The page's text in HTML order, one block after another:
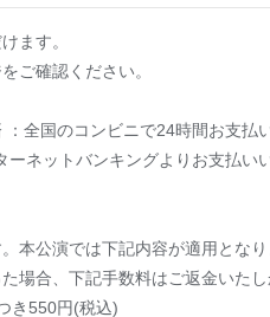
ます。
ご確認ください。
：全国のコンビニで24時間お支払
ーネットバンキングよりお支払い
本公演では下記内容が適用となり
場合、下記手数料はご返金いた
き550円(税込)